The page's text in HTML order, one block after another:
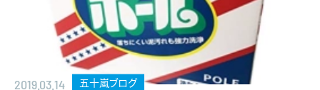
2019.03.14 五十嵐ブログ